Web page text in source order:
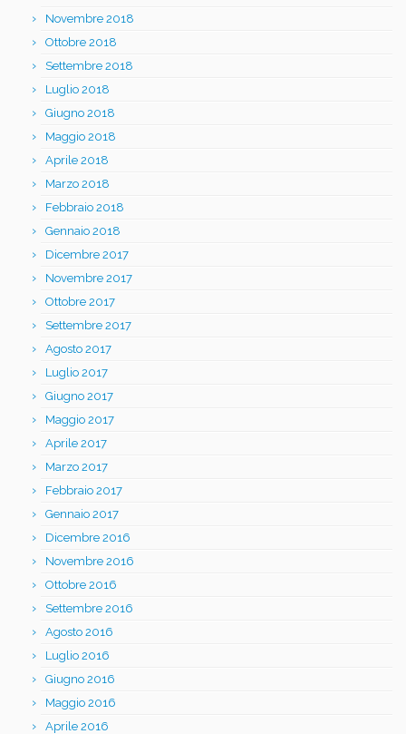
Novembre 2018
Ottobre 2018
Settembre 2018
Luglio 2018
Giugno 2018
Maggio 2018
Aprile 2018
Marzo 2018
Febbraio 2018
Gennaio 2018
Dicembre 2017
Novembre 2017
Ottobre 2017
Settembre 2017
Agosto 2017
Luglio 2017
Giugno 2017
Maggio 2017
Aprile 2017
Marzo 2017
Febbraio 2017
Gennaio 2017
Dicembre 2016
Novembre 2016
Ottobre 2016
Settembre 2016
Agosto 2016
Luglio 2016
Giugno 2016
Maggio 2016
Aprile 2016